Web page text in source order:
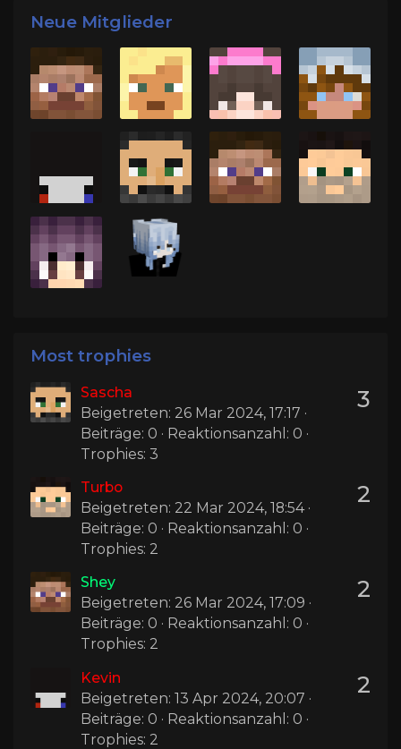
Neue Mitglieder
Most trophies
Sascha
Beigetreten: 26 Mar 2024, 17:17 ·
Beiträge: 0 · Reaktionsanzahl: 0 ·
Trophies: 3
3
Turbo
Beigetreten: 22 Mar 2024, 18:54 ·
Beiträge: 0 · Reaktionsanzahl: 0 ·
Trophies: 2
2
Shey
Beigetreten: 26 Mar 2024, 17:09 ·
Beiträge: 0 · Reaktionsanzahl: 0 ·
Trophies: 2
2
Kevin
Beigetreten: 13 Apr 2024, 20:07 ·
Beiträge: 0 · Reaktionsanzahl: 0 ·
Trophies: 2
2